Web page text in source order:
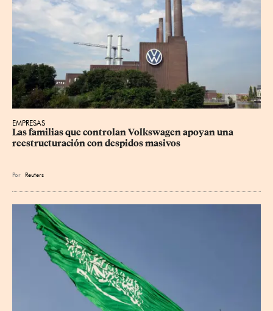
EMPRESAS
Las familias que controlan Volkswagen apoyan una
reestructuración con despidos masivos
Por Reuters